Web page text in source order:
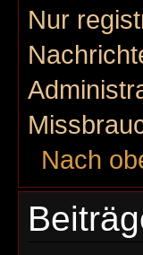
Nur
Nach